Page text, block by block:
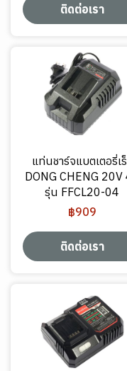
ติดต่อเรา
แท่นชาร์จแบตเตอรี่เ
DONG CHENG 20V
รุ่น FFCL20-04
฿909
ติดต่อเรา